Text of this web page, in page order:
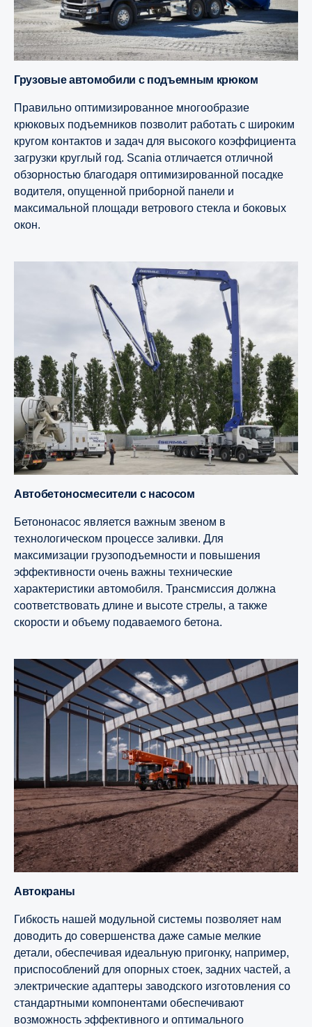
Грузовые автомобили с подъемным крюком
Правильно оптимизированное многообразие
крюковых подъемников позволит работать с широким
кругом контактов и задач для высокого коэффициента
загрузки круглый год. Scania отличается отличной
обзорностью благодаря оптимизированной посадке
водителя, опущенной приборной панели и
максимальной площади ветрового стекла и боковых
окон.
Автобетоносмесители с насосом
Бетононасос является важным звеном в
технологическом процессе заливки. Для
максимизации грузоподъемности и повышения
эффективности очень важны технические
характеристики автомобиля. Трансмиссия должна
соответствовать длине и высоте стрелы, а также
скорости и объему подаваемого бетона.
Автокраны
Гибкость нашей модульной системы позволяет нам
доводить до совершенства даже самые мелкие
детали, обеспечивая идеальную пригонку, например,
приспособлений для опорных стоек, задних частей, а
электрические адаптеры заводского изготовления со
стандартными компонентами обеспечивают
возможность эффективного и оптимального